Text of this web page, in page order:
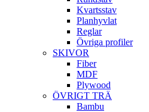
Kvartsstav
Planhyvlat
Reglar
Övriga profiler
SKIVOR
Fiber
MDF
Plywood
ÖVRIGT TRÄ
Bambu